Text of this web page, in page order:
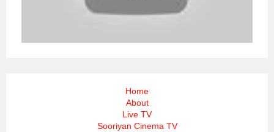
Home
About
Live TV
Sooriyan Cinema TV